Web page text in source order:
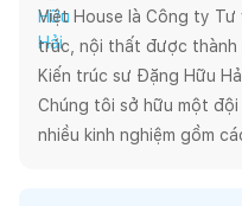
Việt House là Công ty
trúc, nội thất được thành
Kiến trúc sư Đặng Hữu
Chúng tôi sở hữu một
nhiều kinh nghiệm gồm